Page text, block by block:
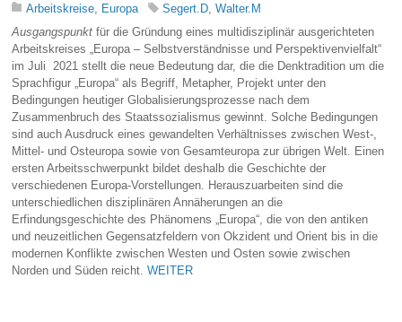
Arbeitskreise Europa Segert.D ,Walter.M
Ausgangspunkt für die Gründung eines multidisziplinär ausgerichteten
Arbeitskreises „Europa – Selbstverständnisse und Perspektivenvielfalt“
im Juli 2021 stellt die neue Bedeutung dar, die die Denktradition um die
Sprachfigur „Europa“ als Begriff, Metapher, Projekt unter den
Bedingungen heutiger Globalisierungsprozesse nach dem
Zusammenbruch des Staatssozialismus gewinnt. Solche Bedingungen
sind auch Ausdruck eines gewandelten Verhältnisses zwischen West-,
Mittel- und Osteuropa sowie von Gesamteuropa zur übrigen Welt. Einen
ersten Arbeitsschwerpunkt bildet deshalb die Geschichte der
verschiedenen Europa-Vorstellungen. Herauszuarbeiten sind die
unterschiedlichen disziplinären Annäherungen an die
Erfindungsgeschichte des Phänomens „Europa“, die von den antiken
und neuzeitlichen Gegensatzfeldern von Okzident und Orient bis in die
modernen Konflikte zwischen Westen und Osten sowie zwischen
Norden und Süden reicht.WEITER